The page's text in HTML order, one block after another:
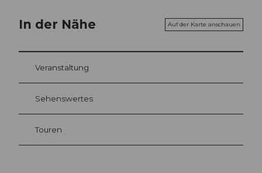
In der Nähe Auf der Karte anschauen
Veranstaltung
Sehenswertes
Touren